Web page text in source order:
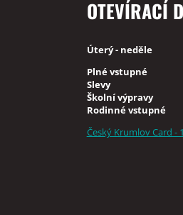
OTEVÍRACÍ
Úterý - neděle
Plné vstupné
Slevy
Školní výpravy
Rodinné vstupné
Český Krumlov Card -